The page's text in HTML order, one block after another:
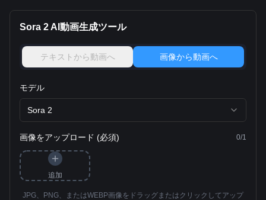
Sora 2 AI動画生成ツール
テキストから動画へ 画像から動画へ
モデル
Sora 2
画像をアップロード (必須) 0/1
追加
JPG、PNG、またはWEBP画像をドラッグまたはクリックしてアップ